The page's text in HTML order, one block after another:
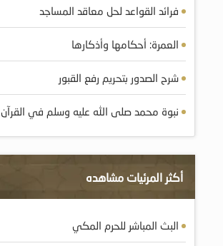
فرائد القواعد لحل معاقد المساجد
العمرة: أحكامها وأذكارها
شرح الصدور بتحريم رفع القبور
نبوة محمد صلى الله عليه وسلم في القرآن
أكثر المرئيات مشاهده
البث المباشر للحرم المكي